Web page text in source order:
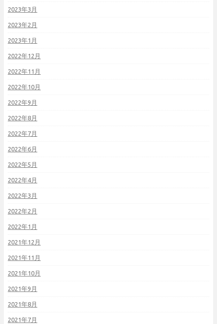
2023年3月
2023年2月
2023年1月
2022年12月
2022年11月
2022年10月
2022年9月
2022年8月
2022年7月
2022年6月
2022年5月
2022年4月
2022年3月
2022年2月
2022年1月
2021年12月
2021年11月
2021年10月
2021年9月
2021年8月
2021年7月